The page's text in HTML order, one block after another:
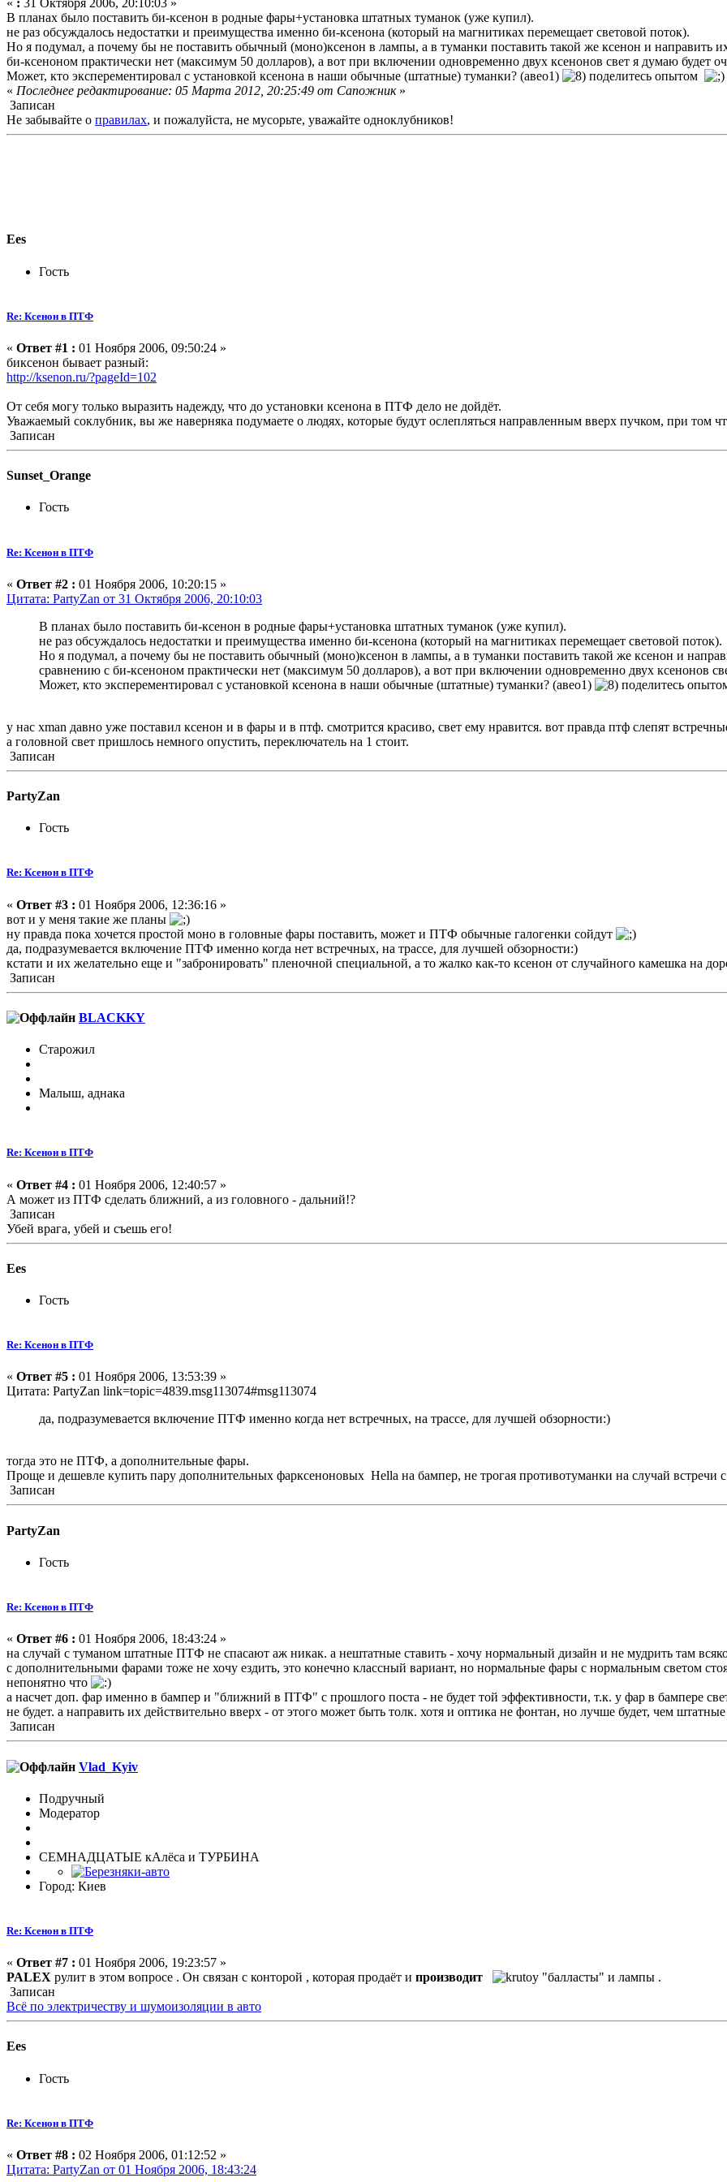
« : 31 Октября 2006, 20:10:03 »
В планах было поставить би-ксенон в родные фары+установка штатных туманок (уже купил).
не раз обсуждалось недостатки и преимущества именно би-ксенона (который на магнитиках перемещает световой поток).
Но я подумал, а почему бы не поставить обычный (моно)ксенон в лампы, а в туманки поставить такой же ксенон и направить
би-ксеноном практически нет (максимум 50 долларов), а вот при включении одновременно двух ксенонов свет я думаю будет
Может, кто эксперементировал с установкой ксенона в наши обычные (штатные) туманки? (авео1)
поделитесь опытом
« Последнее редактирование: 05 Марта 2012, 20:25:49 от Сапожник»
Записан
Не забывайте о правилах, и пожалуйста, не мусорьте, уважайте одноклубников!
Ees
Гость
Re: Ксенон в ПТФ
« Ответ #1 : 01 Ноября 2006, 09:50:24 »
биксенон бывает разный:
http://ksenon.ru/?pageId=102
От себя могу только выразить надежду, что до установки ксенона в ПТФ дело не дойдёт.
Уважаемый соклубник, вы же наверняка подумаете о людях, которые будут ослепляться направленным вверх пучком, при том
Записан
Sunset_Orange
Гость
Re: Ксенон в ПТФ
« Ответ #2 : 01 Ноября 2006, 10:20:15 »
Цитата: PartyZan от 31 Октября 2006, 20:10:03
В планах было поставить би-ксенон в родные фары+установка штатных туманок (уже купил).
не раз обсуждалось недостатки и преимущества именно би-ксенона (который на магнитиках перемещает световой поток).
Но я подумал, а почему бы не поставить обычный (моно)ксенон в лампы, а в туманки поставить такой же ксенон и
сравнению с би-ксеноном практически нет (максимум 50 долларов), а вот при включении одновременно двух ксенонов
Может, кто эксперементировал с установкой ксенона в наши обычные (штатные) туманки? (авео1)
поделитесь
у нас xman давно уже поставил ксенон и в фары и в птф. смотрится красиво, свет ему нравится. вот правда птф слепят
а головной свет пришлось немного опустить, переключатель на 1 стоит.
Записан
PartyZan
Гость
Re: Ксенон в ПТФ
« Ответ #3 : 01 Ноября 2006, 12:36:16 »
вот и у меня такие же планы
ну правда пока хочется простой моно в головные фары поставить, может и ПТФ обычные галогенки сойдут
да, подразумевается включение ПТФ именно когда нет встречных, на трассе, для лучшей обзорности:)
кстати и их желательно еще и "забронировать" пленочной специальной, а то жалко как-то ксенон от случайного камешка на
Записан
BLACKKY
Старожил
Малыш, аднака
Re: Ксенон в ПТФ
« Ответ #4 : 01 Ноября 2006, 12:40:57 »
А может из ПТФ сделать ближний, а из головного - дальний!?
Записан
Убей врага, убей и съешь его!
Ees
Гость
Re: Ксенон в ПТФ
« Ответ #5 : 01 Ноября 2006, 13:53:39 »
Цитата: PartyZan link=topic=4839.msg113074#msg113074
да, подразумевается включение ПТФ именно когда нет встречных, на трассе, для лучшей обзорности:)
тогда это не ПТФ, а дополнительные фары.
Проще и дешевле купить пару дополнительных фарксеноновых Hella на бампер, не трогая противотуманки на случай встречи
Записан
PartyZan
Гость
Re: Ксенон в ПТФ
« Ответ #6 : 01 Ноября 2006, 18:43:24 »
на случай с туманом штатные ПТФ не спасают аж никак. а нештатные ставить - хочу нормальный дизайн и не мудрить там
с дополнительными фарами тоже не хочу ездить, это конечно классный вариант, но нормальные фары с нормальным светом
непонятно что
а насчет доп. фар именно в бампер и "ближний в ПТФ" с прошлого поста - не будет той эффективности, т.к. у фар в бампере
не будет. а направить их действительно вверх - от этого может быть толк. хотя и оптика не фонтан, но лучше будет, чем
Записан
Vlad_Kyiv
Подручный
Модератор
СЕМНАДЦАТЫЕ кАлёса и ТУРБИНА
Город: Киев
Re: Ксенон в ПТФ
« Ответ #7 : 01 Ноября 2006, 19:23:57 »
PALEX рулит в этом вопросе . Он связан с конторой , которая продаёт и производит
"балласты" и лампы .
Записан
Всё по электричеству и шумоизоляции в авто
Ees
Гость
Re: Ксенон в ПТФ
« Ответ #8 : 02 Ноября 2006, 01:12:52 »
Цитата: PartyZan от 01 Ноября 2006, 18:43:24